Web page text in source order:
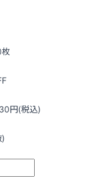
円(税込)